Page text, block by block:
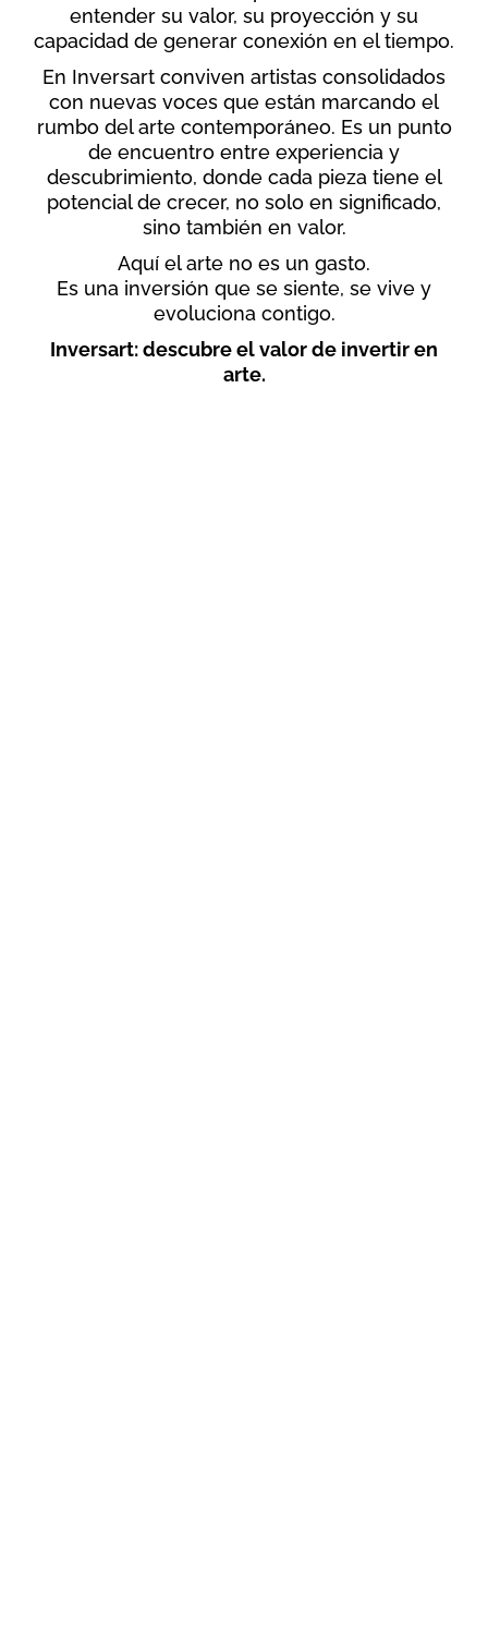
entender su valor, su proyección y su
capacidad de generar conexión en el tiempo.
En Inversart conviven artistas consolidados
con nuevas voces que están marcando el
rumbo del arte contemporáneo. Es un punto
de encuentro entre experiencia y
descubrimiento, donde cada pieza tiene el
potencial de crecer, no solo en significado,
sino también en valor.
Aquí el arte no es un gasto.
Es una inversión que se siente, se vive y
evoluciona contigo.
Inversart: descubre el valor de invertir en
arte.